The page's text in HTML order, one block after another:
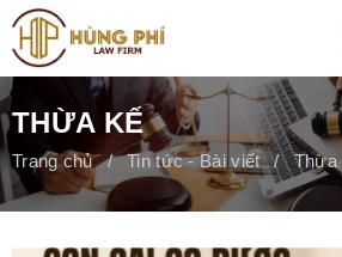
THỪA KẾ
Trang chủ Tin tức - Bài viết Thừa